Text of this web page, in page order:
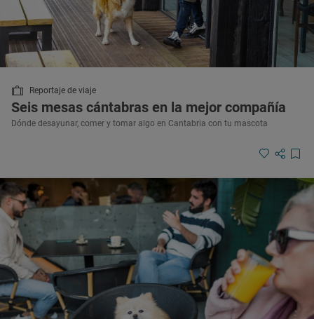
Reportaje de viaje
Seis mesas cántabras en la mejor compañía
Dónde desayunar, comer y tomar algo en Cantabria con tu mascota